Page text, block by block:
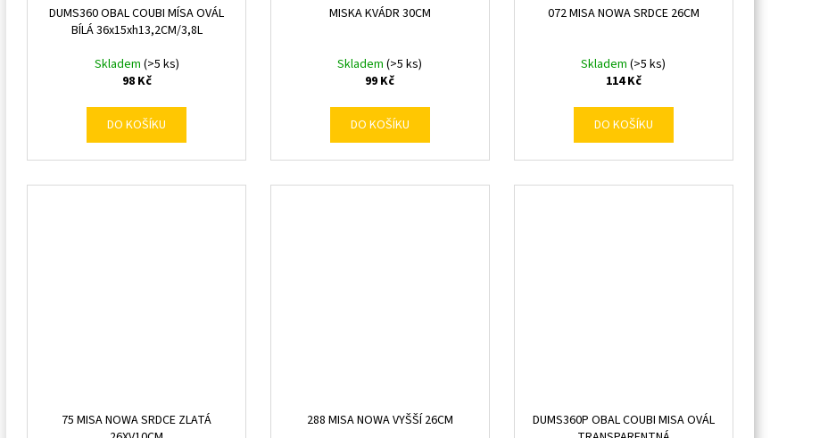
DUMS360 OBAL COUBI MÍSA OVÁL
BÍLÁ 36x15xh13,2CM/3,8L
Skladem (>5 ks)
98 Kč
DO KOŠÍKU
MISKA KVÁDR 30CM
Skladem(>5 ks)
99 Kč
DO KOŠÍKU
072 MISA NOWA SRDCE 26CM
Skladem(>5 ks)
114 Kč
DO KOŠÍKU
75 MISA NOWA SRDCE ZLATÁ
288 MISA NOWA VYŠŠÍ 26CM
DUMS360P OBAL COUBI MISA OVÁL